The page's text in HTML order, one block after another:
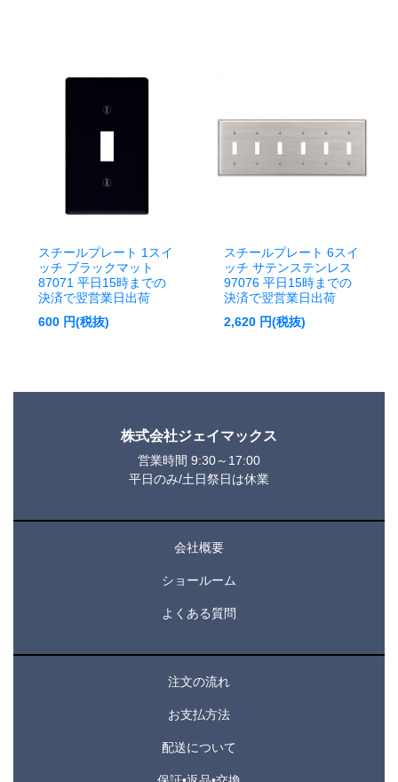
スチールプレート 1スイ
ッチ ブラックマット
87071 平日15時までの
決済で翌営業日出荷
600 円(税抜)
スチールプレート 6スイ
ッチ サテンステンレス
97076 平日15時までの
決済で翌営業日出荷
2,620 円(税抜)
株式会社ジェイマックス
営業時間 9:30～17:00
平日のみ/土日祭日は休業
会社概要
ショールーム
よくある質問
注文の流れ
お支払方法
配送について